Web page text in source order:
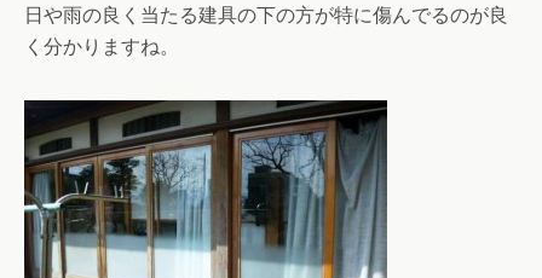
日や雨の良く当たる建具の下の方が特に傷んでるのが良
く分かりますね。